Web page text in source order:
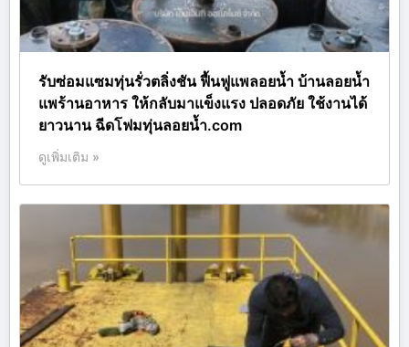
รับซ่อมแซมทุ่นรั่วตลิ่งชัน ฟื้นฟูแพลอยน้ำ บ้านลอยน้ำ
แพร้านอาหาร ให้กลับมาแข็งแรง ปลอดภัย ใช้งานได้
ยาวนาน ฉีดโฟมทุ่นลอยน้ำ.com
ดูเพิ่มเติม »